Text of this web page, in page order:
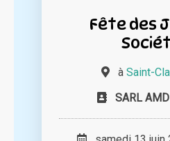
Fête des
à Saint-
SARL